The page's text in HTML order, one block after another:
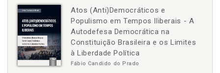
Atos (Anti)Democráticos e
Populismo em Tempos Iliberais - A
Autodefesa Democrática na
Constituição Brasileira e os Limites
à Liberdade Política
Fábio Candido do Prado